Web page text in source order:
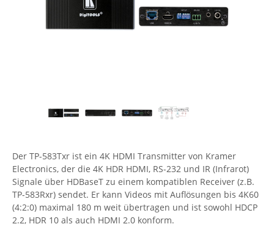
Energiemessung
Energieverteilung
IP, WLAN & GSM Sensorik
IoT - Internet of Things
IPC, Industrielle Netzwerktechnik & WLAN
IT Netzwerktechnik / Kommunikation
Comet System
CompleTech
Fokus Technologies
Gefen
Gude
Guntermann & Drunck
Der TP-583Txr ist ein 4K HDMI Transmitter von Kramer
Electronics, der die 4K HDR HDMI, RS-232 und IR (Infrarot)
Signale über HDBaseT zu einem kompatiblen Receiver (z.B.
TP-583Rxr) sendet. Er kann Videos mit Auflösungen bis 4K60
(4:2:0) maximal 180 m weit übertragen und ist sowohl HDCP
2.2, HDR 10 als auch HDMI 2.0 konform.